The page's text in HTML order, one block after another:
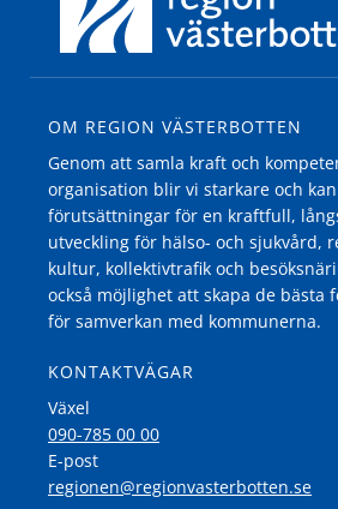
OM REGION VÄSTERBOTTEN
Genom att samla kraft och
organisation blir vi starkare och
förutsättningar för en kraftfull,
utveckling för hälso- och sjukvård,
kultur, kollektivtrafik och
också möjlighet att skapa de bästa
för samverkan med kommunerna.
KONTAKTVÄGAR
Växel
090-785 00 00
E-post
regionen@regionvasterbotten.se